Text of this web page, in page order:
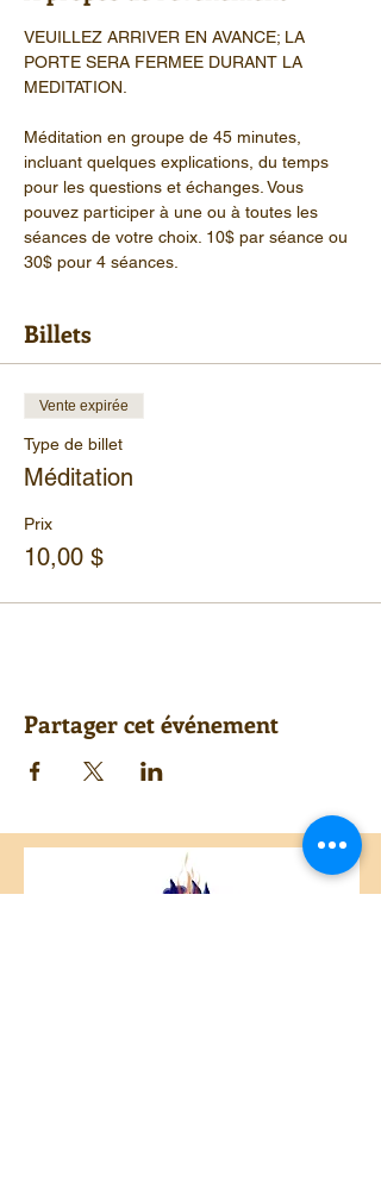
VEUILLEZ ARRIVER EN AVANCE; LA
PORTE SERA FERMEE DURANT LA
MEDITATION.
Méditation en groupe de 45 minutes,
incluant quelques explications, du temps
pour les questions et échanges. Vous
pouvez participer à une ou à toutes les
séances de votre choix. 10$ par séance ou
30$ pour 4 séances.
Billets
Vente expirée
Type de billet
Méditation
Prix
10,00 $
Partager cet événement